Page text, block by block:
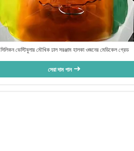
সিলিকন ভেস্টিবুলার মৌখিক ঢাল সরঞ্জাম হালকা ওজনের মেডিকেল গ্রেড
সেরা দাম পান